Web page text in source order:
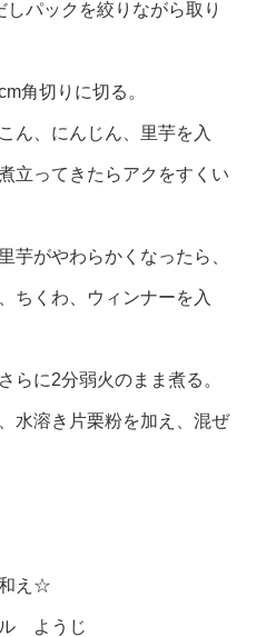
パックを絞りながら取り
角切りに切る。
ん、にんじん、里芋を入
立ってきたらアクをすくい
がやわらかくなったら、
ちくわ、ウィンナーを入
に2分弱火のまま煮る。
水溶き片栗粉を加え、混ぜ
え☆
ようじ